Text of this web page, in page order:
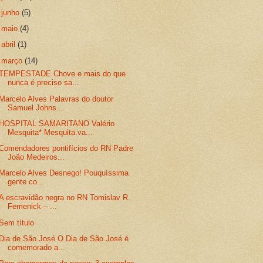
junho(5)
maio(4)
abril(1)
março(14)
Chove e mais do que
nunca é preciso sa...
Alves Palavras do doutor
Samuel Johns...
SAMARITANO Valério
Mesquita* Mesquita.va...
pontifícios do RN Padre
João Medeiros...
Alves Desnego! Pouquíssima
gente co...
escravidão negra no RN Tomislav R.
Femenick – ...
título
de São José O Dia de São José é
comemorado a...